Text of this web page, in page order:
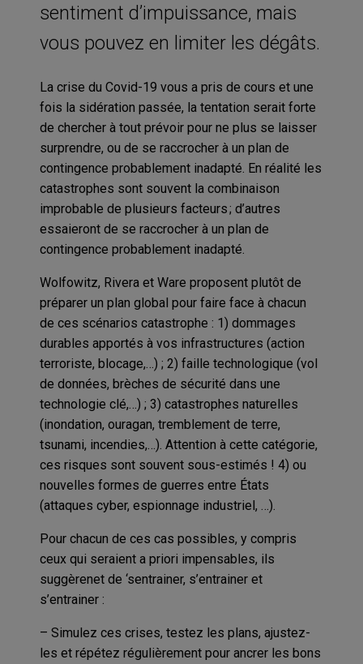
sentiment d’impuissance, mais
vous pouvez en limiter les dégâts.
La crise du Covid-19 vous a pris de cours et une
fois la sidération passée, la tentation serait forte
de chercher à tout prévoir pour ne plus se laisser
surprendre, ou de se raccrocher à un plan de
contingence probablement inadapté. En réalité les
catastrophes sont souvent la combinaison
improbable de plusieurs facteurs ; d’autres
essaieront de se raccrocher à un plan de
contingence probablement inadapté.
Wolfowitz, Rivera et Ware proposent plutôt de
préparer un plan global pour faire face à chacun
de ces scénarios catastrophe : 1) dommages
durables apportés à vos infrastructures (action
terroriste, blocage,…) ; 2) faille technologique (vol
de données, brèches de sécurité dans une
technologie clé,…) ; 3) catastrophes naturelles
(inondation, ouragan, tremblement de terre,
tsunami, incendies,…). Attention à cette catégorie,
ces risques sont souvent sous-estimés ! 4) ou
nouvelles formes de guerres entre États
(attaques cyber, espionnage industriel, …).
Pour chacun de ces cas possibles, y compris
ceux qui seraient a priori impensables, ils
suggèrenet de ‘sentrainer, s’entrainer et
s’entrainer :
– Simulez ces crises, testez les plans, ajustez-
les et répétez régulièrement pour ancrer les bons